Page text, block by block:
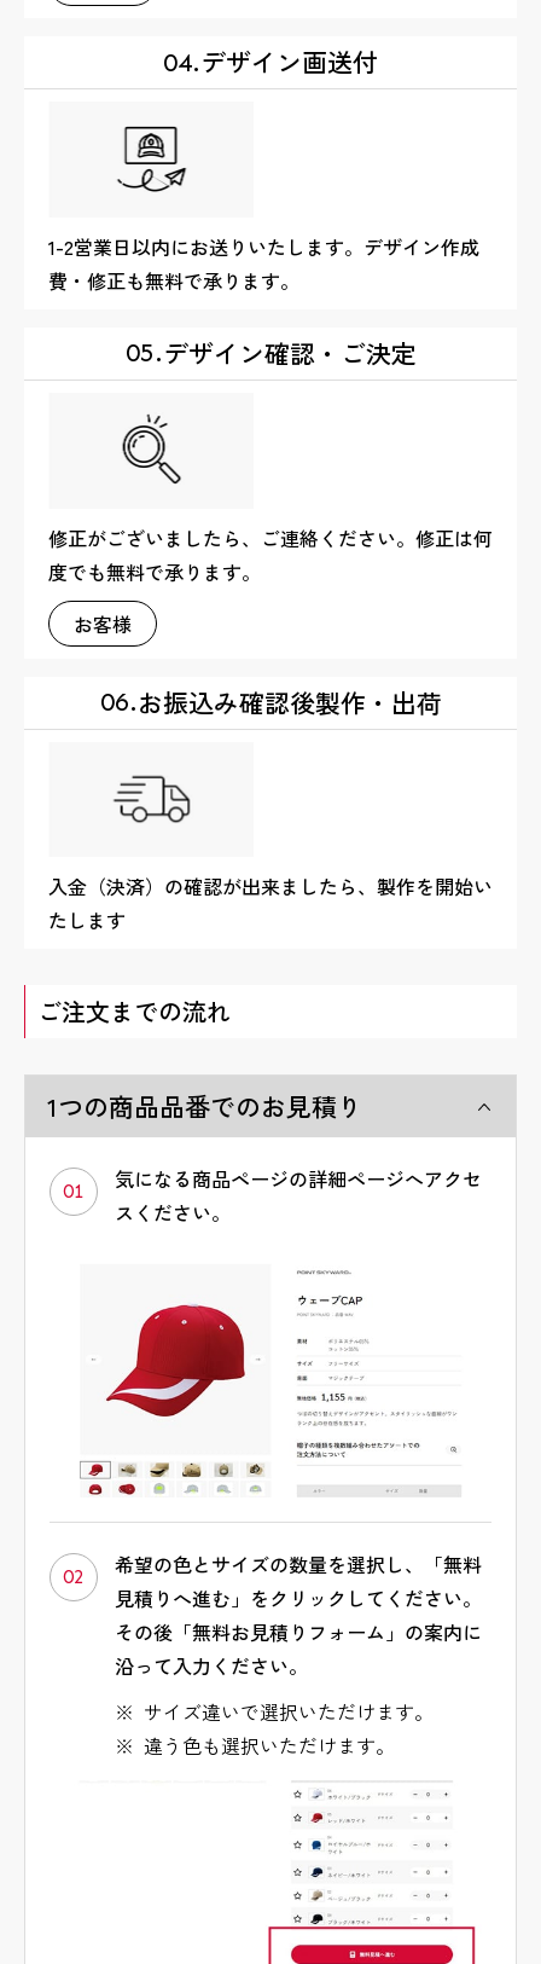
04.デザイン画送付
1-2営業日以内にお送りいたします。デザイン作成
費・修正も無料で承ります。
05.デザイン確認・ご決定
修正がございましたら、ご連絡ください。修正は何
度でも無料で承ります。
お客様
06.お振込み確認後製作・出荷
入金（決済）の確認が出来ましたら、製作を開始い
たします
ご注文までの流れ
1つの商品品番でのお見積り
01
気になる商品ページの詳細ページへアクセ
スください。
02
希望の色とサイズの数量を選択し、「無料
見積りへ進む」をクリックしてください。
その後「無料お見積りフォーム」の案内に
沿って入力ください。
サイズ違いで選択いただけます。
違う色も選択いただけます。